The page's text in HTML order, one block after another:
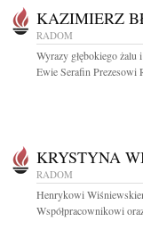
KAZIMIERZ
RADOM
Wyrazy głębokiego żalu
Ewie Serafin Prezesowi
KRYSTYNA
RADOM
Henrykowi
Współpracownikowi